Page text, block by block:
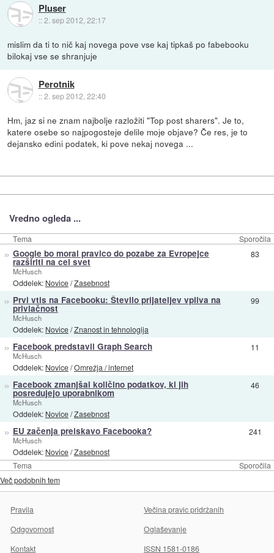
Pluser
::2. sep 2012, 22:17
mislim da ti to nič kaj novega pove vse kaj tipkaš po fabebooku
bilokaj vse se shranjuje
Perotnik
::2. sep 2012, 22:40
Hm, jaz si ne znam najbolje razložiti "Top post sharers". Je to,
katere osebe so najpogosteje delile moje objave? Če res, je to
dejansko edini podatek, ki pove nekaj novega ...
Vredno ogleda ...
Tema Sporočila
Tema Sporočila
» Google bo moral pravico do pozabe za Evropejce
razširiti na cel svet
McHusch
Oddelek: Novice/Zasebnost
83
» Prvi vtis na Facebooku: Število prijateljev vpliva na
privlačnost
McHusch
Oddelek: Novice/Znanost in tehnologija
99
» Facebook predstavil Graph Search
McHusch
Oddelek: Novice/Omrežja / internet
11
» Facebook zmanjšal količino podatkov, ki jih
posredujejo uporabnikom
McHusch
Oddelek: Novice/Zasebnost
46
» EU začenja preiskavo Facebooka?
McHusch
Oddelek: Novice/Zasebnost
241
Več podobnih tem
Pravila
Večina pravic pridržanih
Odgovornost
Oglaševanje
Kontakt
ISSN 1581-0186